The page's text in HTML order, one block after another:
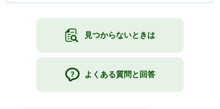
見つからないときは
よくある質問と回答